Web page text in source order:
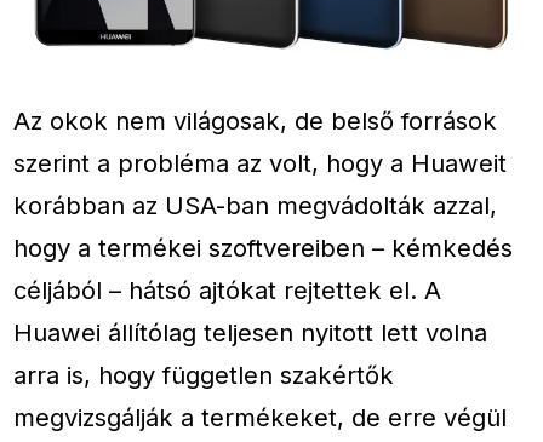
Az okok nem világosak, de belső források
szerint a probléma az volt, hogy a Huaweit
korábban az USA-ban megvádolták azzal,
hogy a termékei szoftvereiben – kémkedés
céljából – hátsó ajtókat rejtettek el. A
Huawei állítólag teljesen nyitott lett volna
arra is, hogy független szakértők
megvizsgálják a termékeket, de erre végül